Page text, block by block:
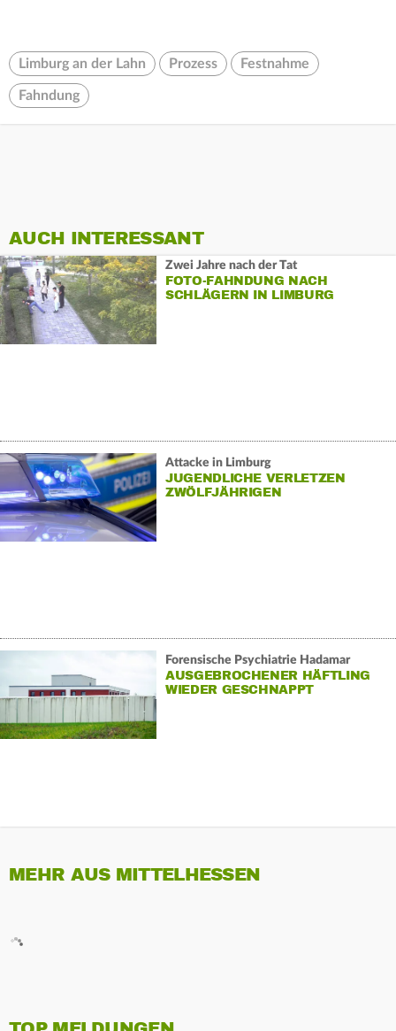
Limburg an der Lahn Prozess Festnahme
Fahndung
AUCH INTERESSANT
Zwei Jahre nach der Tat
FOTO-FAHNDUNG NACH
SCHLÄGERN IN LIMBURG
Attacke in Limburg
JUGENDLICHE VERLETZEN
ZWÖLFJÄHRIGEN
Forensische Psychiatrie Hadamar
AUSGEBROCHENER HÄFTLING
WIEDER GESCHNAPPT
MEHR AUS MITTELHESSEN